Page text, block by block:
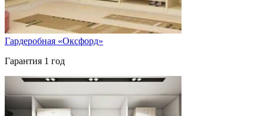
Гардеробная «Оксфорд»
Гарантия 1 год